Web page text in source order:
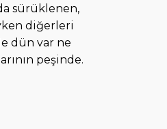
sürüklenen,
diğerleri
dün var ne
peşinde.